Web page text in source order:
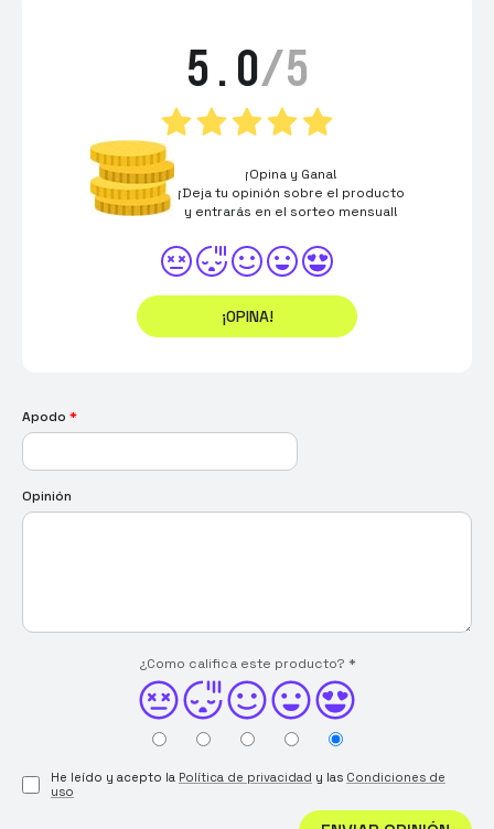
5.0/5
¡Opina y Gana!
¡Deja tu opinión sobre el producto
y entrarás en el sorteo mensual!
¡OPINA!
Apodo *
Opinión
¿Como califica este producto? *
He leído y acepto la Política de privacidad y las Condiciones de
uso